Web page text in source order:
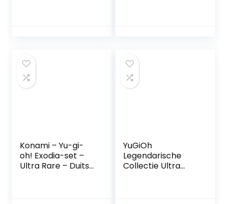
Konami – Yu-gi-
oh! Exodia-set –
Ultra Rare – Duits
YuGiOh
Legendarische
Collectie Ultra